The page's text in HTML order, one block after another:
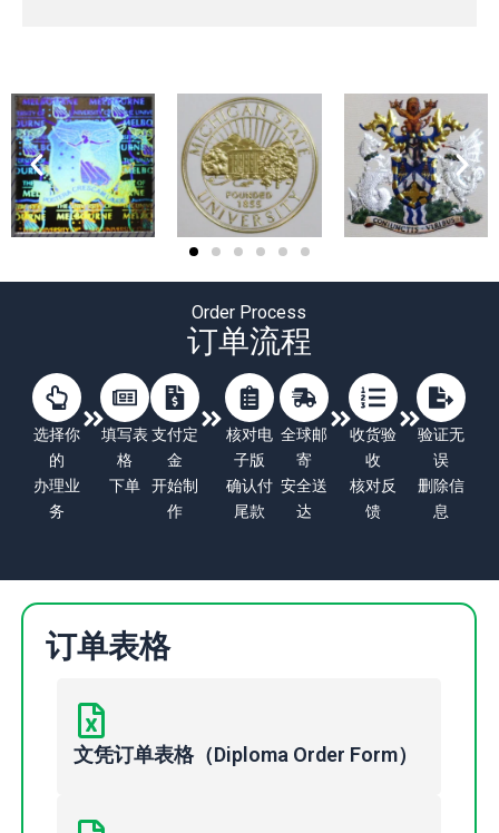
Order Process
订单流程
选择你
的
办理业
务
填写表
格
下单
支付定
金
开始制
作
核对电
子版
确认付
尾款
全球邮
寄
安全送
达
收货验
收
核对反
馈
验证无
误
删除信
息
订单表格
文凭订单表格（Diploma Order Form）